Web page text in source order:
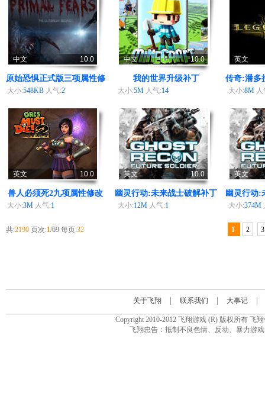
10.0
中文
原始恐惧正式版三项属性修
改器
大小:548KB 人气:2
10.0
中文
我的世界升级补丁
大小:5M 人气:14
英文
传奇:潘多
大小:8M
10.0
英文
兽人必须死2九项属性修改
器
大小:3M 人气:1
10.0
英文
幽灵行动:未来战士破解补丁
大小:12M 人气:1
英文
幽灵行动:
大小:374M
共:2190 页次:1/69 每页:32 1 2 3
关于飞翔 联系我们 大事记
Copyright 2010-2012 飞翔游戏 (R) 版权所有
飞翔忠告：抵制不良色情、反动、暴力游